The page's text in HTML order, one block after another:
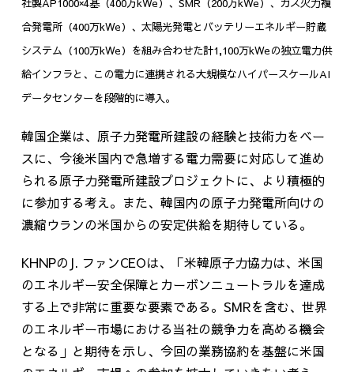
合発電所（400万kWe）、太陽光発電とバッテリーエネルギー貯蔵
システム（100万kWe）を組み合わせた計1,100万kWeの独立電力供
給インフラと、この電力に連携される大規模なハイパースケールAI
データセンターを段階的に導入。
韓国企業は、原子力発電所建設の経験と技術力をベー
スに、今後米国内で急増する電力需要に対応して進め
られる原子力発電所建設プロジェクトに、より積極的
に参加する考え。また、韓国内の原子力発電所向けの
濃縮ウランの米国からの安定供給を期待している。
KHNPの J. ファンCEOは、「米韓原子力協力は、米国
のエネルギー安全保障とカーボンニュートラルを達成
する上で非常に重要な要素である。 SMRを含む、世界
のエネルギー市場における当社の競争力を高める機会
となる」と期待を示し、今回の業務協約を基盤に米国